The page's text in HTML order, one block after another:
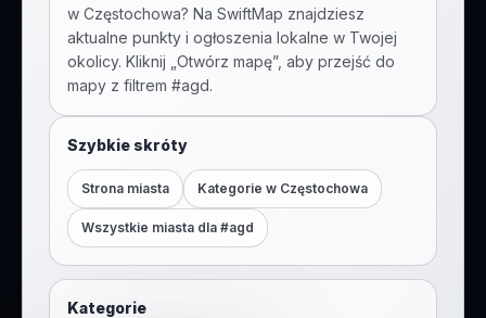
w Częstochowa? Na SwiftMap znajdziesz
aktualne punkty i ogłoszenia lokalne w Twojej
okolicy. Kliknij „Otwórz mapę”, aby przejść do
mapy z filtrem #agd.
Szybkie skróty
Strona miasta Kategorie w Częstochowa
Wszystkie miasta dla #agd
Kategorie